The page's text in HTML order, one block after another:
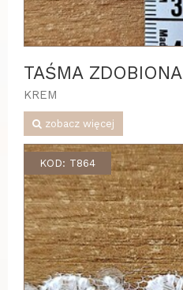
TAŚMA ZDOBIONA
KREM
zobacz więcej
KOD: T864